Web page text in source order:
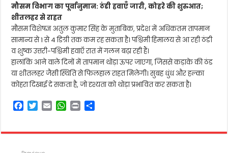
मौसम विभाग का पूर्वानुमान: ठंडी हवाएँ जारी, कोहरे की शुरुआत;
शीतलहर से राहत
मौसम विशेषज्ञ अतुल कुमार सिंह के मुताबिक, प्रदेश में अधिकतम तापमान
सामान्य से 1 से 4 डिग्री तक कम रह सकता है। पश्चिमी हिमालय से आ रही ठंडी
व शुष्क उत्तरी-पश्चिमी हवाएँ रात में गलन बढ़ा रही हैं।
हालांकि आने वाले दिनों में तापमान थोड़ा ऊपर जाएगा, जिससे कड़ाके की ठंड
या शीतलहर जैसी स्थिति से फिलहाल राहत मिलेगी। सुबह धुंध और हल्का
कोहरा दिखाई दे सकता है, जो दृश्यता को थोड़ा प्रभावित कर सकता है।
F
e
T
t
E
i
W
t
P
n
r